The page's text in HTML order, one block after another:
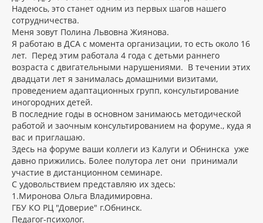
е
н
и
е
Надеюсь, это станет одним из первых шагов нашего
сотрудничества.
Меня зовут Полина Львовна Жиянова.
Я работаю в ДСА с момента организации, то есть около 16
лет. Перед этим работала 4 года с детьми раннего
возраста с двигательными нарушениями. В течении этих
двадцати лет я занималась домашними визитами,
проведением адаптационных групп, консультирование
иногородних детей.
В последние годы в основном занимаюсь методической
работой и заочным консультированием на форуме., куда я
вас и приглашаю.
Здесь на форуме ваши коллеги из Калуги и Обнинска уже
давно прижились. Более полутора лет они принимали
участие в дистанционном семинаре.
С удовольствием представляю их здесь:
1.Миронова Ольга Владимировна.
ГБУ КО РЦ "Доверие" г.Обнинск.
Педагог-психолог.